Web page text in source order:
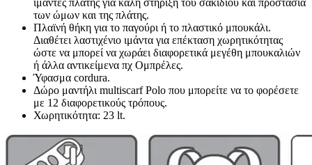
ιμάντες πλάτης για καλή στήριξη του σακιδίου και προστασία
των ώμων και της πλάτης.
Πλαϊνή θήκη για το παγούρι ή το πλαστικό μπουκάλι.
Διαθέτει λαστιχένιο ιμάντα για επέκταση χωρητικότητας
ώστε να μπορεί να χωράει διαφορετικά μεγέθη μπουκαλιών
ή άλλα αντικείμενα πχ Ομπρέλες.
Ύφασμα cordura.
Δώρο μαντήλι multiscarf Polo που μπορείτε να το φορέσετε
με 12 διαφορετικούς τρόπους.
Χωρητικότητα: 23 lt.